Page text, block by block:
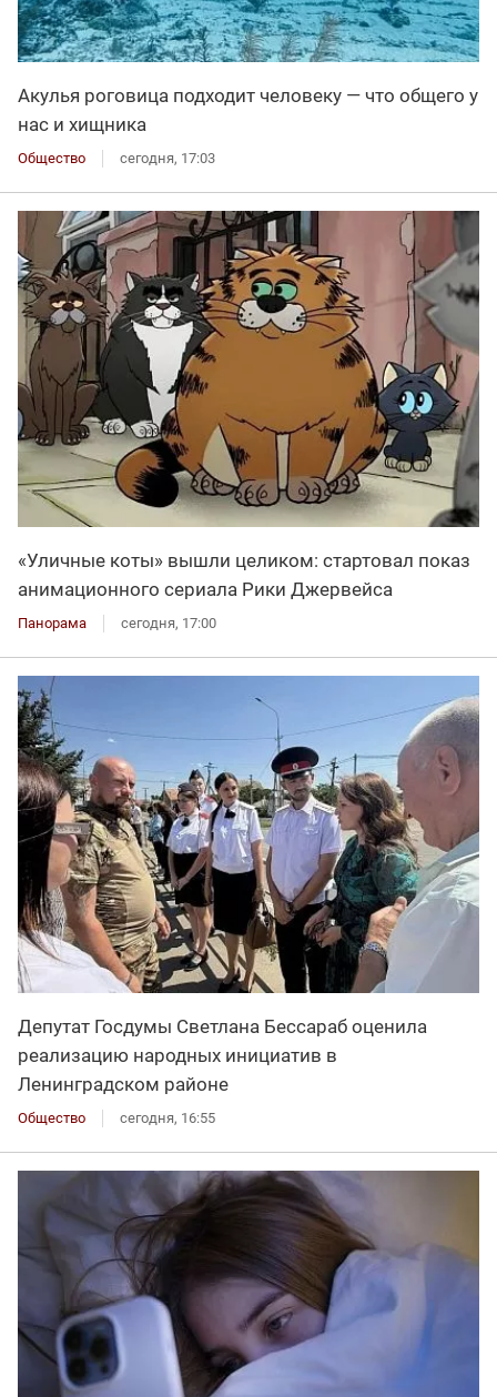
Акулья роговица подходит человеку — что общего у
нас и хищника
Общество сегодня, 17:03
«Уличные коты» вышли целиком: стартовал показ
анимационного сериала Рики Джервейса
Панорама сегодня, 17:00
Депутат Госдумы Светлана Бессараб оценила
реализацию народных инициатив в
Ленинградском районе
Общество сегодня, 16:55